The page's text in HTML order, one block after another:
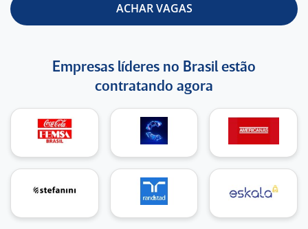
ACHAR VAGAS
Empresas líderes no Brasil estão
contratando agora